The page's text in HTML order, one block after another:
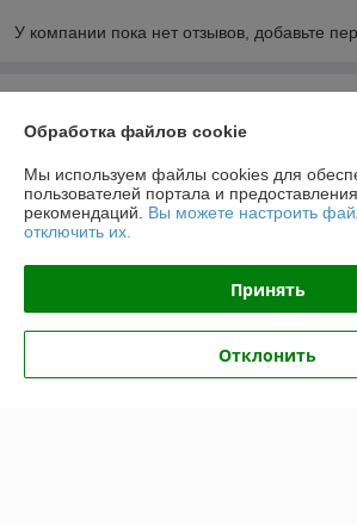
У компании пока нет отзывов, добавьте
Доставка и оплата
График работы
Полная версия сайта
Политика обработки cookies
Обработка файлов cookie
Мы используем файлы cookies для
пользователей портала и
рекомендаций. Вы можете настроить
отключить их.
Принять
Отклонить